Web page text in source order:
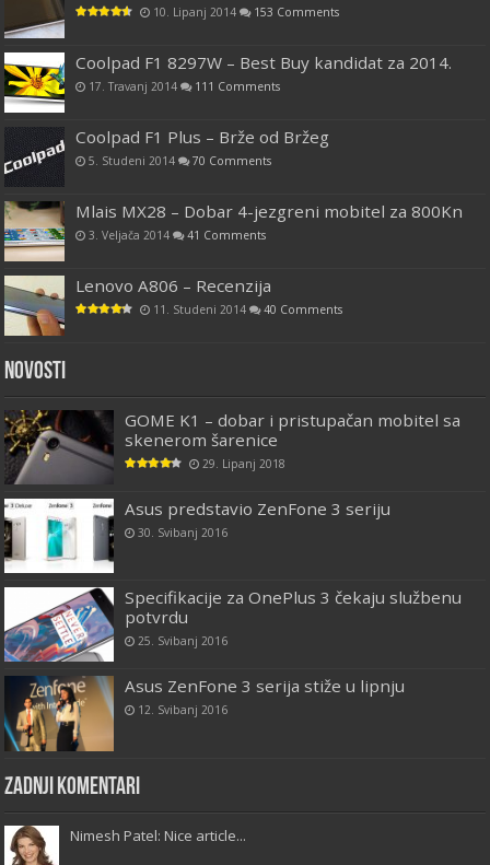
10. Lipanj 2014 153 Comments
Coolpad F1 8297W – Best Buy kandidat za 2014.
17. Travanj 2014 111 Comments
Coolpad F1 Plus – Brže od Bržeg
5. Studeni 2014 70 Comments
Mlais MX28 – Dobar 4-jezgreni mobitel za 800Kn
3. Veljača 2014 41 Comments
Lenovo A806 – Recenzija
11. Studeni 2014 40 Comments
Novosti
GOME K1 – dobar i pristupačan mobitel sa
skenerom šarenice
29. Lipanj 2018
Asus predstavio ZenFone 3 seriju
30. Svibanj 2016
Specifikacije za OnePlus 3 čekaju službenu
potvrdu
25. Svibanj 2016
Asus ZenFone 3 serija stiže u lipnju
12. Svibanj 2016
Zadnji komentari
Nimesh Patel: Nice article...